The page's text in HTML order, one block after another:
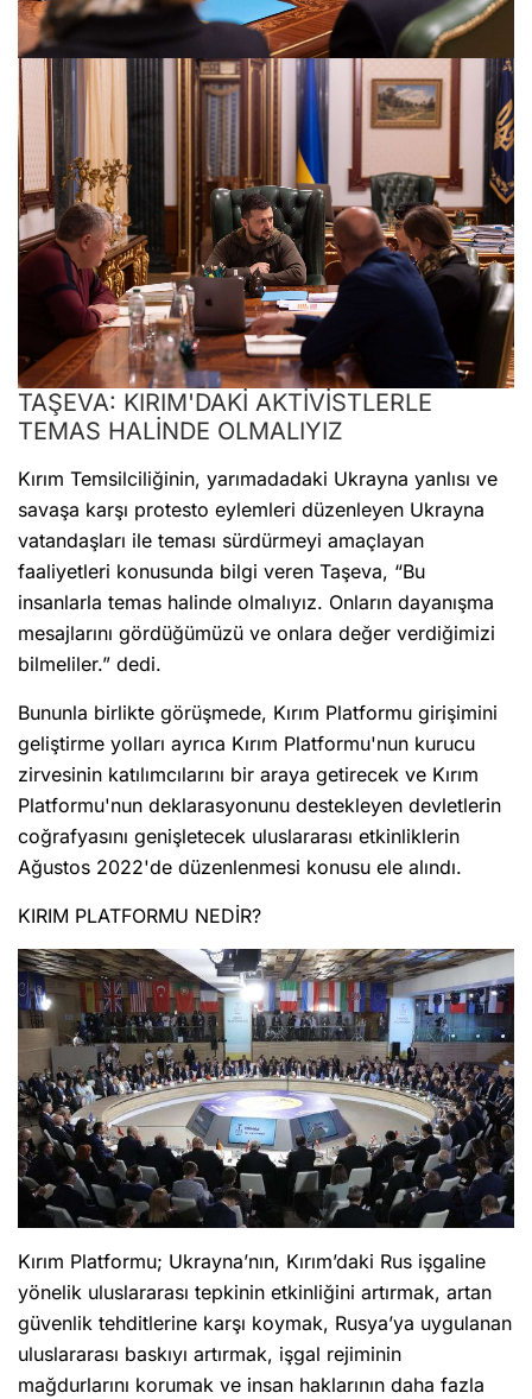
TAŞEVA: KIRIM'DAKİ AKTİVİSTLERLE
TEMAS HALİNDE OLMALIYIZ
Kırım Temsilciliğinin, yarımadadaki Ukrayna yanlısı ve
savaşa karşı protesto eylemleri düzenleyen Ukrayna
vatandaşları ile teması sürdürmeyi amaçlayan
faaliyetleri konusunda bilgi veren Taşeva, “Bu
insanlarla temas halinde olmalıyız. Onların dayanışma
mesajlarını gördüğümüzü ve onlara değer verdiğimizi
bilmeliler.” dedi.
Bununla birlikte görüşmede, Kırım Platformu girişimini
geliştirme yolları ayrıca Kırım Platformu'nun kurucu
zirvesinin katılımcılarını bir araya getirecek ve Kırım
Platformu'nun deklarasyonunu destekleyen devletlerin
coğrafyasını genişletecek uluslararası etkinliklerin
Ağustos 2022'de düzenlenmesi konusu ele alındı.
KIRIM PLATFORMU NEDİR?
Kırım Platformu; Ukrayna’nın, Kırım’daki Rus işgaline
yönelik uluslararası tepkinin etkinliğini artırmak, artan
güvenlik tehditlerine karşı koymak, Rusya’ya uygulanan
uluslararası baskıyı artırmak, işgal rejiminin
mağdurlarını korumak ve insan haklarının daha fazla